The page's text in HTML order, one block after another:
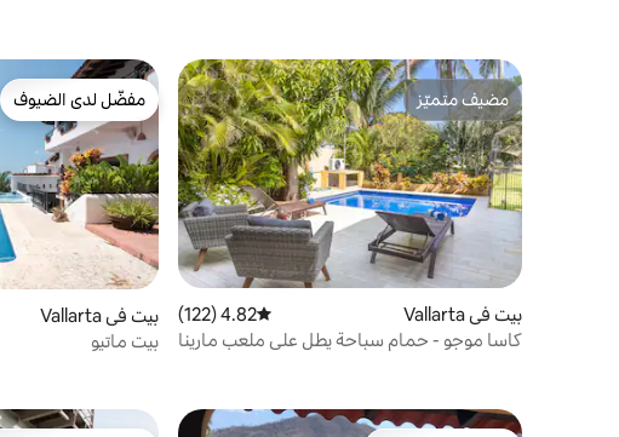
مضيف متميّز
مضيف متميّز
بيت في Vallarta متوسط التقييم 4.82 من 5، 122 مراجعات
4.82 (122)
كاسا موجو - حمام سباحة يطل على ملعب مارينا
مفضّل لدى الضيوف
مفضّل لدى الضيوف
بيت في Vallarta
بيت ماتيو